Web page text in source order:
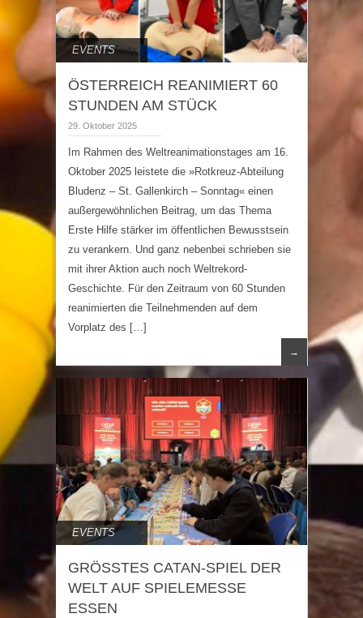
EVENTS
ÖSTERREICH REANIMIERT 60
STUNDEN AM STÜCK
29. Oktober 2025
Im Rahmen des Weltreanimationstages am 16.
Oktober 2025 leistete die »Rotkreuz-Abteilung
Bludenz – St. Gallenkirch – Sonntag« einen
außergewöhnlichen Beitrag, um das Thema
Erste Hilfe stärker im öffentlichen Bewusstsein
zu verankern. Und ganz nebenbei schrieben sie
mit ihrer Aktion auch noch Weltrekord-
Geschichte. Für den Zeitraum von 60 Stunden
reanimierten die Teilnehmenden auf dem
Vorplatz des […]
→
EVENTS
GRÖSSTES CATAN-SPIEL DER
WELT AUF SPIELEMESSE
ESSEN